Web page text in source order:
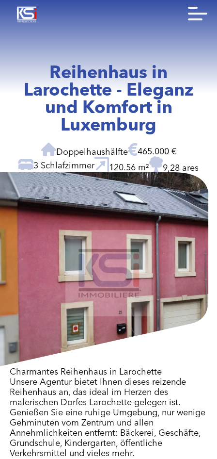
Reihenhaus in
Larochette - Eleganz
und Komfort in
Luxemburg
Doppelhaushälfte
465.000 €
3 Schlafzimmer
120.56 m² 9,28 ares
Charmantes Reihenhaus in Larochette
Unsere Agentur bietet Ihnen dieses reizende
Reihenhaus an, das ideal im Herzen des
malerischen Dorfes Larochette gelegen ist.
Genießen Sie eine ruhige Umgebung, nur wenige
Gehminuten vom Zentrum und allen
Annehmlichkeiten entfernt: Bäckerei, Geschäfte,
Grundschule, Kindergarten, öffentliche
Verkehrsmittel und vieles mehr.